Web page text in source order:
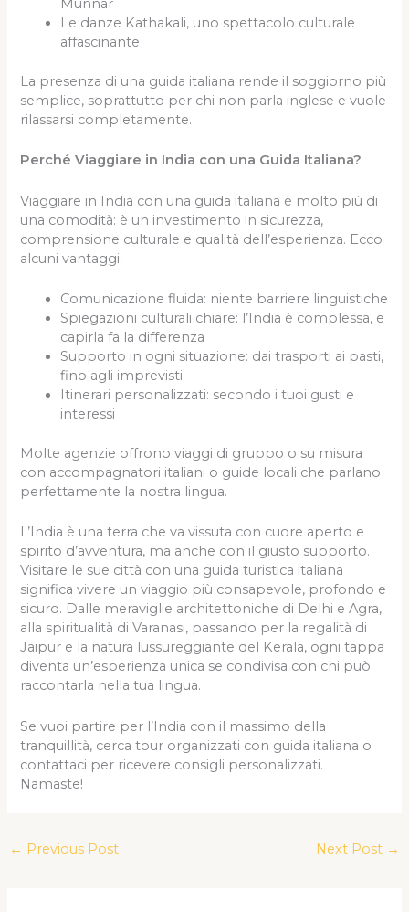
Munnar
Le danze Kathakali, uno spettacolo culturale
affascinante
La presenza di una guida italiana rende il soggiorno più
semplice, soprattutto per chi non parla inglese e vuole
rilassarsi completamente.
Perché Viaggiare in India con una Guida Italiana?
Viaggiare in India con una guida italiana è molto più di
una comodità: è un investimento in sicurezza,
comprensione culturale e qualità dell’esperienza. Ecco
alcuni vantaggi:
Comunicazione fluida: niente barriere linguistiche
Spiegazioni culturali chiare: l’India è complessa, e
capirla fa la differenza
Supporto in ogni situazione: dai trasporti ai pasti,
fino agli imprevisti
Itinerari personalizzati: secondo i tuoi gusti e
interessi
Molte agenzie offrono viaggi di gruppo o su misura
con accompagnatori italiani o guide locali che parlano
perfettamente la nostra lingua.
L’India è una terra che va vissuta con cuore aperto e
spirito d’avventura, ma anche con il giusto supporto.
Visitare le sue città con una guida turistica italiana
significa vivere un viaggio più consapevole, profondo e
sicuro. Dalle meraviglie architettoniche di Delhi e Agra,
alla spiritualità di Varanasi, passando per la regalità di
Jaipur e la natura lussureggiante del Kerala, ogni tappa
diventa un’esperienza unica se condivisa con chi può
raccontarla nella tua lingua.
Se vuoi partire per l’India con il massimo della
tranquillità, cerca tour organizzati con guida italiana o
contattaci per ricevere consigli personalizzati.
Namaste!
← Previous Post Next Post →